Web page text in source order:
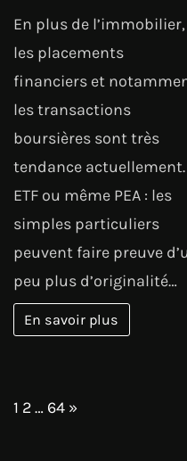
En plus de l’immobilier,
les placements
financiers et
les transactions
boursières sont très
tendance actuellement.
ETF ou même PEA : les
simples particuliers
peuvent faire preuve
peu plus d’originalité…
En savoir plus
Page:
1 2… 64 Next
»